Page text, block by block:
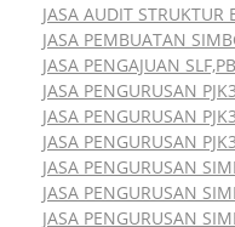
JASA AUDIT STRUKTUR
JASA PEMBUATAN
JASA PENGAJUAN
JASA PENGURUSAN
JASA PENGURUSAN
JASA PENGURUSAN
JASA PENGURUSAN
JASA PENGURUSAN
JASA PENGURUSAN